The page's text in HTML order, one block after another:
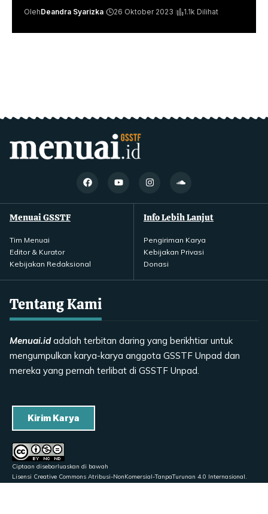
OlehDeandra Syarizka 26 Oktober 2023 1.1k Dilihat
Menuai GSSTF
Tim Menuai
Editor & Kurator
Kebijakan Redaksional
Info Lebih Lanjut
Pengiriman Karya
Kebijakan Privasi
Donasi
Tentang Kami
Menuai.idadalah terbitan daring yang berikhtiar untuk
mengumpulkan karya-karya anggota GSSTF Unpad dan
mereka yang pernah terlibat di GSSTF Unpad.
Kirim Karya
Ciptaan disebarluaskan di bawah
Lisensi Creative Commons Atribusi-NonKomersial-TanpaTurunan 4.0 Internasional.